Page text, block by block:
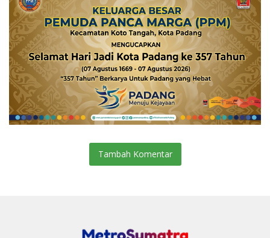
Tambah Komentar